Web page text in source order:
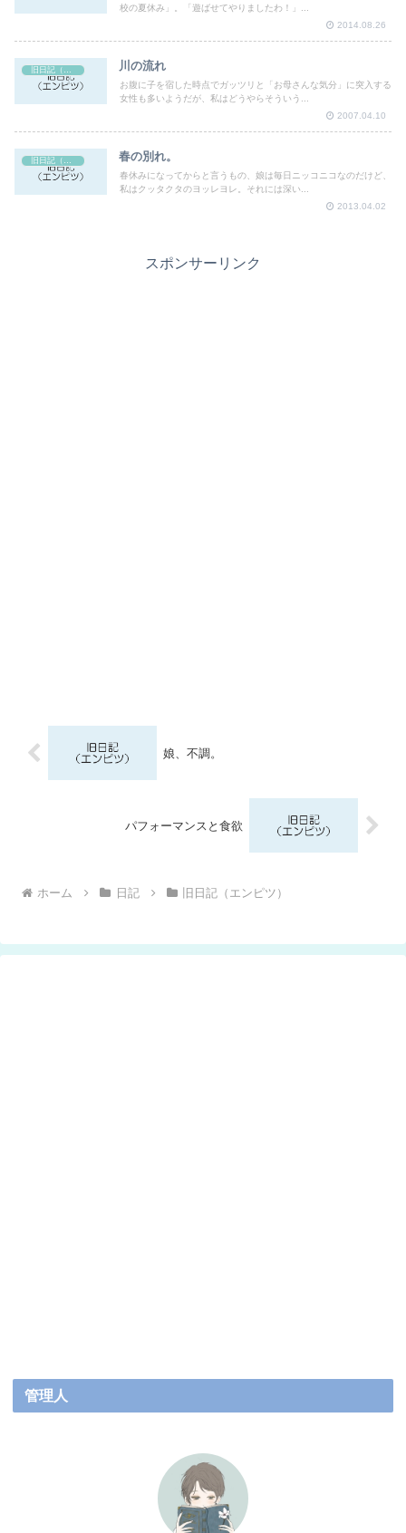
校の夏休み」。「遊ばせてやりましたわ！」...
2014.08.26
旧日記（エンピツ） 川の流れ
お腹に子を宿した時点でガッツリと「お母さんな気分」に突入する
女性も多いようだが、私はどうやらそういう...
2007.04.10
春の別れ。
春休みになってからと言うもの、娘は毎日ニッコニコなのだけど、
私はクッタクタのヨッレヨレ。それには深い...
2013.04.02
スポンサーリンク
娘、不調。
パフォーマンスと食欲
ホーム 日記 旧日記（エンピツ）
管理人